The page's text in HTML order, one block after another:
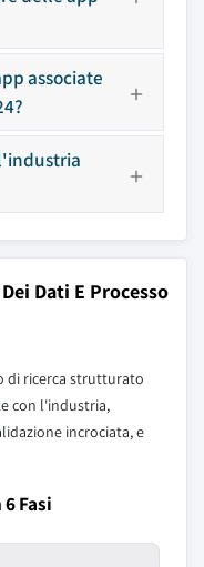
associate
Dati E Processo
di ricerca strutturato
con l'industria,
incrociata, e
Fasi